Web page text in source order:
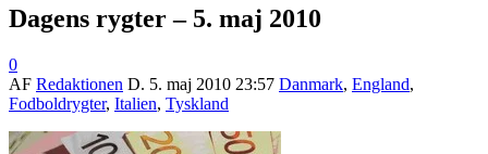
Dagens rygter – 5. maj 2010
0
AF Redaktionen D. 5. maj 2010 23:57 Danmark, England,
Fodboldrygter, Italien, Tyskland